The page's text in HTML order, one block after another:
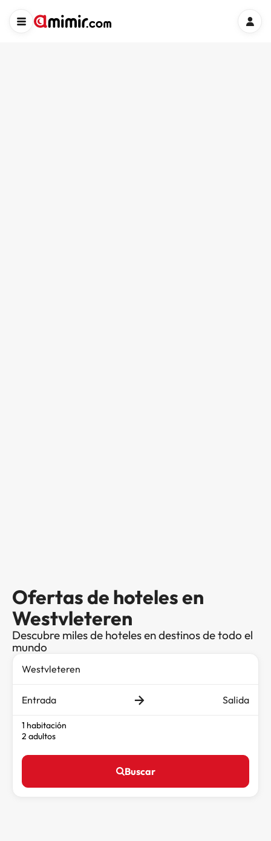
Ofertas de hoteles en
Westvleteren
Descubre miles de hoteles en destinos de todo el
mundo
Entrada Salida
1 habitación
2 adultos
Buscar